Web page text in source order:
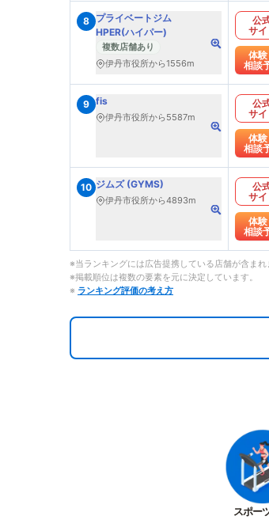
8 プライベートジム
HPER(ハイパー)
複数店舗あり
伊丹市役所から1556m
公
サイ
体
相談
9 fis
伊丹市役所から5587m
公
サイ
体
相談
10 ジムズ (GYMS)
伊丹市役所から4893m
公
サイ
体
相談
※当ランキングには広告提携している店舗が含まれ
※掲載順位は複数の要素を元に決定しています。
※ ランキング評価の考え方
スポー